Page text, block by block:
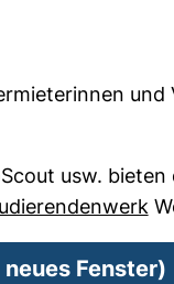
und
usw. bieten
öffnet neues
Fenster)